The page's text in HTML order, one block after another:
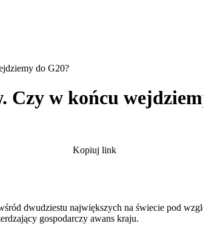
do G20?
Czy w końcu
Kopiuj link
dwudziestu największych na świecie pod
gospodarczy awans kraju.